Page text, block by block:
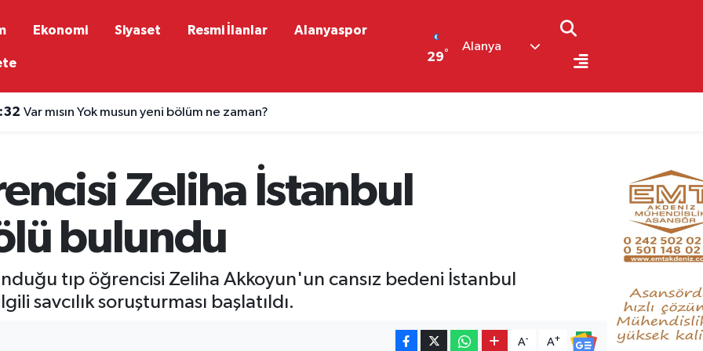
Ekonomi Siyaset Resmi İlanlar Alanyaspor
29°
Alanya
Var mısın Yok musun yeni bölüm ne zaman?
Zeliha İstanbul
bulundu
tıp öğrencisi Zeliha Akkoyun'un cansız bedeni İstanbul
savcılık soruşturması başlatıldı.
A- A+